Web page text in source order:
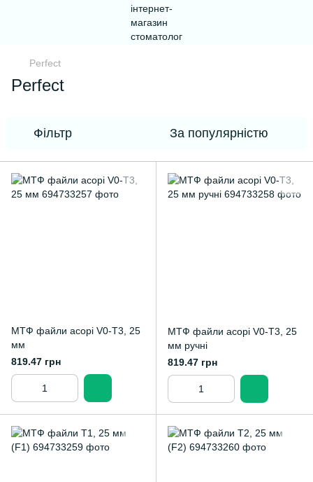
Perfect
Perfect
Фільтр За популярністю
МТФ файли асорі V0-T3, 25
мм
819.47 грн
МТФ файли асорі V0-T3, 25
мм ручні
819.47 грн